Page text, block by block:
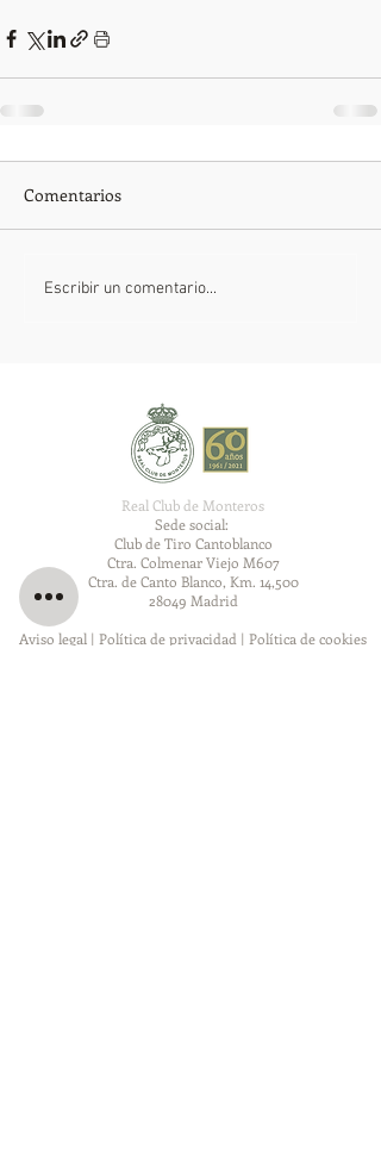
Comentarios
Escribir un comentario...
Real Club de Monteros
Sede social:
Club de Tiro Cantoblanco
Ctra. Colmenar Viejo M607
Ctra. de Canto Blanco, Km. 14,500
28049 Madrid
Aviso legal | Política de privacidad | Política de cookies